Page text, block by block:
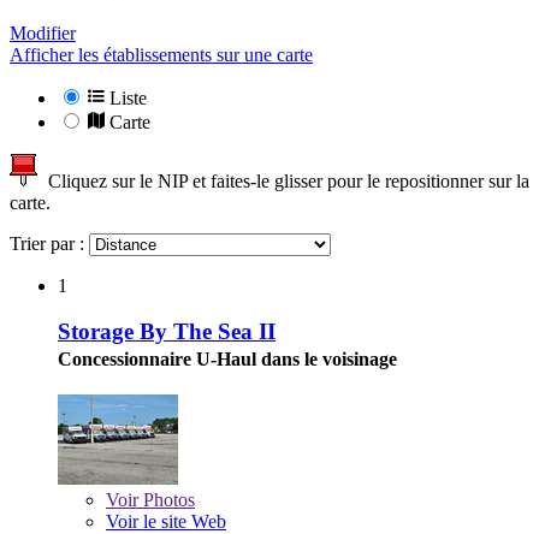
Modifier
Afficher les établissements sur une carte
Liste
Carte
Cliquez sur le NIP et faites-le glisser pour le repositionner sur la
carte.
Trier par :
1
Storage By The Sea II
Concessionnaire U-Haul dans le voisinage
VoirPhotos
Voir le site Web